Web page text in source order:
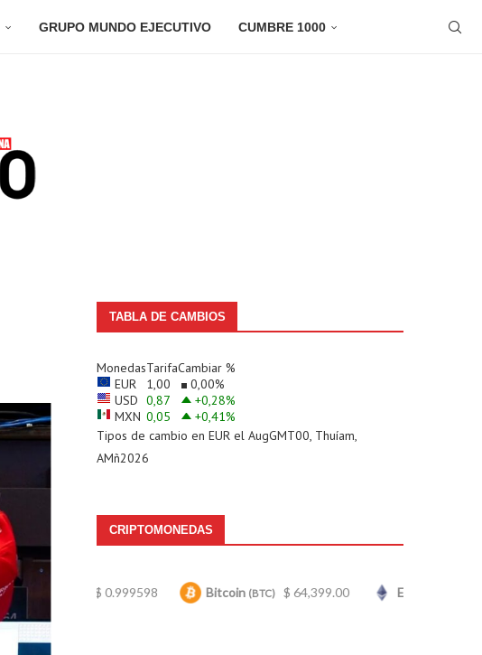
GRUPO MUNDO EJECUTIVO CUMBRE 1000
TABLA DE CAMBIOS
MonedasTarifaCambiar %
EUR
1,00 0,00%
USD 0,87 +0,28%
MXN 0,05 +0,41%
Tipos de cambio en EUR el AugGMT00, Thuíam,
AMñ2026
CRIPTOMONEDAS
Bitcoin(BTC) $ 64,399.00 Ethereum(ETH) $ 1,907.64